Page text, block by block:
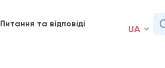
Питання та відповіді
UA